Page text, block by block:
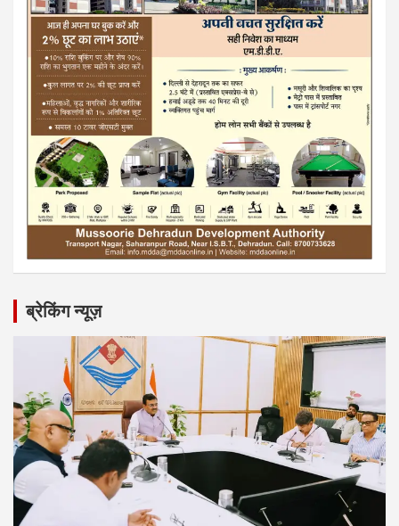
ब्रेकिंग न्यूज़